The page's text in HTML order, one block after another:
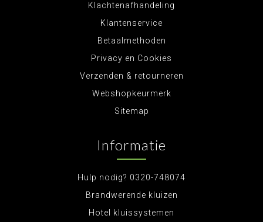
Klachtenafhandeling
Klantenservice
Betaalmethoden
Privacy en Cookies
Verzenden & retourneren
Webshopkeurmerk
Sitemap
Informatie
Hulp nodig? 0320-748074
Brandwerende kluizen
Hotel kluissystemen